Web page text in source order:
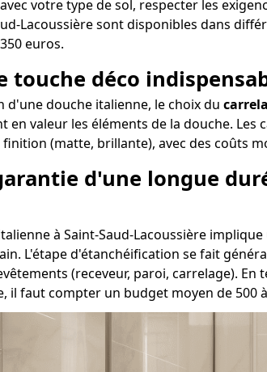
votre type de sol, respecter les
Lacoussière sont disponibles dans
euros.
touche déco
d'une douche italienne, le choix du
en valeur les éléments de la douche.
(matte, brillante), avec des coûts
d'une longue
à Saint-Saud-Lacoussière
L'étape d'étanchéification se fait
(receveur, paroi, carrelage).
il faut compter un budget moyen de 500